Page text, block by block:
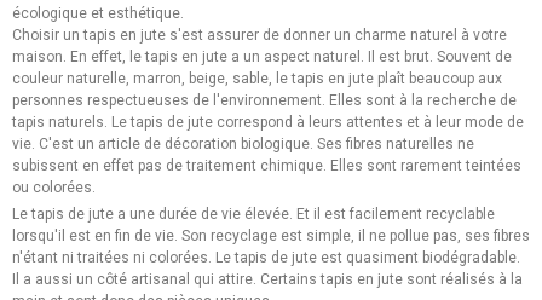
écologique et esthétique.
Choisir un tapis en jute s'est assurer de donner un charme naturel à votre
maison. En effet, le tapis en jute a un aspect naturel. Il est brut. Souvent de
couleur naturelle, marron, beige, sable, le tapis en jute plaît beaucoup aux
personnes respectueuses de l'environnement. Elles sont à la recherche de
tapis naturels. Le tapis de jute correspond à leurs attentes et à leur mode de
vie. C'est un article de décoration biologique. Ses fibres naturelles ne
subissent en effet pas de traitement chimique. Elles sont rarement teintées
ou colorées.
Le tapis de jute a une durée de vie élevée. Et il est facilement recyclable
lorsqu'il est en fin de vie. Son recyclage est simple, il ne pollue pas, ses fibres
n'étant ni traitées ni colorées. Le tapis de jute est quasiment biodégradable.
Il a aussi un côté artisanal qui attire. Certains tapis en jute sont réalisés à la